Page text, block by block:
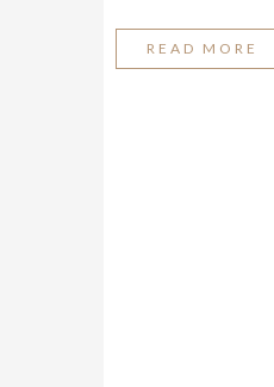
READ MORE